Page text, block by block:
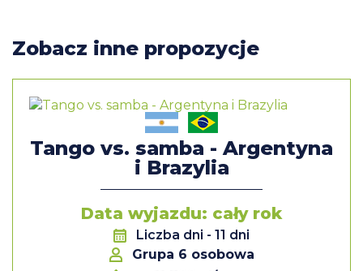
Zobacz inne propozycje
Tango vs. samba - Argentyna
i Brazylia
Data wyjazdu: cały rok
Liczba dni - 11 dni
Grupa 6 osobowa